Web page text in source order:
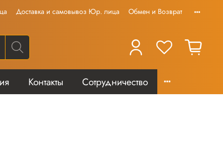
Доставка и самовывоз Юр. лица Обмен и Возврат
Контакты Сотрудничество